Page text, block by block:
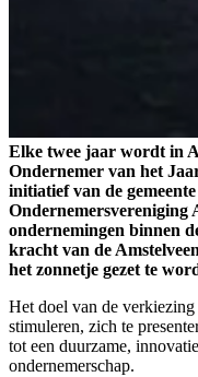
Elke twee jaar wordt in
Ondernemer van het
initiatief van de
Ondernemersvereniging
ondernemingen binnen
kracht van de
het zonnetje gezet te
Het doel van de
stimuleren, zich te
tot een duurzame,
ondernemerschap.